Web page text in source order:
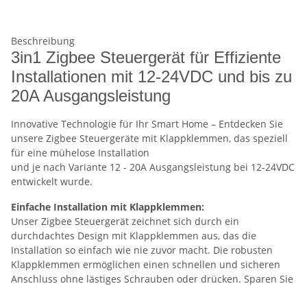
Beschreibung
3in1 Zigbee Steuergerät für Effiziente
Installationen mit 12-24VDC und bis zu
20A Ausgangsleistung
Innovative Technologie für Ihr Smart Home – Entdecken Sie
unsere Zigbee Steuergeräte mit Klappklemmen, das speziell
für eine mühelose Installation
und je nach Variante 12 - 20A Ausgangsleistung bei 12-24VDC
entwickelt wurde.
Einfache Installation mit Klappklemmen:
Unser Zigbee Steuergerät zeichnet sich durch ein
durchdachtes Design mit Klappklemmen aus, das die
Installation so einfach wie nie zuvor macht. Die robusten
Klappklemmen ermöglichen einen schnellen und sicheren
Anschluss ohne lästiges Schrauben oder drücken. Sparen Sie